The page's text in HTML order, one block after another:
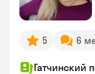
5 6
Гатчинский